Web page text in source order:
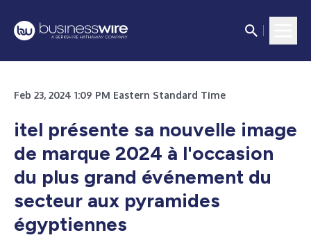
Feb 23, 2024 1:09 PM Eastern Standard Time
itel présente sa nouvelle image
de marque 2024 à l'occasion
du plus grand événement du
secteur aux pyramides
égyptiennes